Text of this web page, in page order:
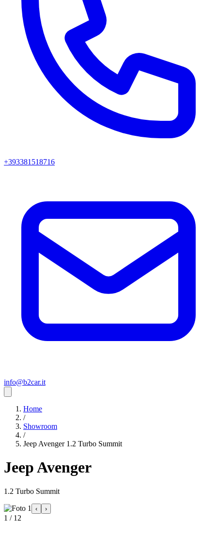
+393381518716
info@b2car.it
Home
/
Showroom
/
Jeep Avenger 1.2 Turbo Summit
Jeep Avenger
1.2 Turbo Summit
‹ ›
1 / 12